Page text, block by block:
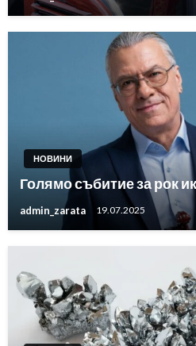
НОВИНИ
Голямо събитие за рок
admin_zarata 19.07.2025